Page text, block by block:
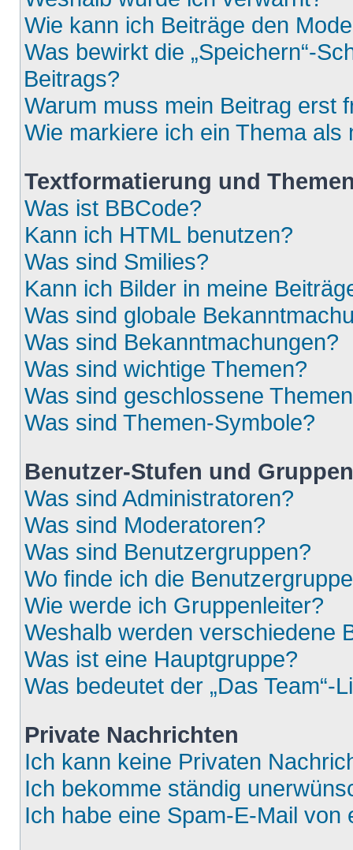
Wie kann ich Beiträge den
Was bewirkt die „Speichern“-
Beitrags?
Warum muss mein Beitrag erst
Wie markiere ich ein Thema als
Textformatierung und
Was ist BBCode?
Kann ich HTML benutzen?
Was sind Smilies?
Kann ich Bilder in meine
Was sind globale
Was sind Bekanntmachungen?
Was sind wichtige Themen?
Was sind geschlossene
Was sind Themen-Symbole?
Benutzer-Stufen und Gruppen
Was sind Administratoren?
Was sind Moderatoren?
Was sind Benutzergruppen?
Wo finde ich die
Wie werde ich Gruppenleiter?
Weshalb werden verschiedene
Was ist eine Hauptgruppe?
Was bedeutet der „Das Team“-
Private Nachrichten
Ich kann keine Privaten
Ich bekomme ständig
Ich habe eine Spam-E-Mail